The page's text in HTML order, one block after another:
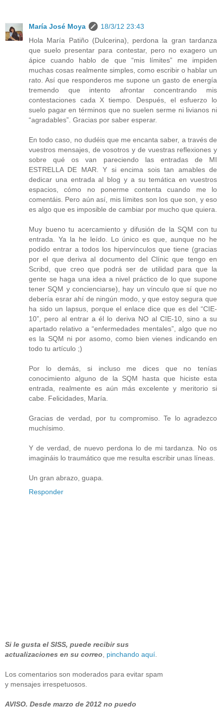
María José Moya
18/3/12 23:43
Hola María Patiño (Dulcerina), perdona la gran tardanza
que suelo presentar para contestar, pero no exagero un
ápice cuando hablo de que “mis límites” me impiden
muchas cosas realmente simples, como escribir o hablar un
rato. Así que responderos me supone un gasto de energía
tremendo que intento afrontar concentrando mis
contestaciones cada X tiempo. Después, el esfuerzo lo
suelo pagar en términos que no suelen serme ni livianos ni
“agradables”. Gracias por saber esperar.
En todo caso, no dudéis que me encanta saber, a través de
vuestros mensajes, de vosotros y de vuestras reflexiones y
sobre qué os van pareciendo las entradas de MI
ESTRELLA DE MAR. Y si encima sois tan amables de
dedicar una entrada al blog y a su temática en vuestros
espacios, cómo no ponerme contenta cuando me lo
comentáis. Pero aún así, mis límites son los que son, y eso
es algo que es imposible de cambiar por mucho que quiera.
Muy bueno tu acercamiento y difusión de la SQM con tu
entrada. Ya la he leído. Lo único es que, aunque no he
podido entrar a todos los hipervínculos que tiene (gracias
por el que deriva al documento del Clínic que tengo en
Scribd, que creo que podrá ser de utilidad para que la
gente se haga una idea a nivel práctico de lo que supone
tener SQM y concienciarse), hay un vínculo que sí que no
debería esrar ahí de ningún modo, y que estoy segura que
ha sido un lapsus, porque el enlace dice que es del “CIE-
10”, pero al entrar a él lo deriva NO al CIE-10, sino a su
apartado relativo a “enfermedades mentales”, algo que no
es la SQM ni por asomo, como bien vienes indicando en
todo tu artículo ;)
Por lo demás, si incluso me dices que no tenías
conocimiento alguno de la SQM hasta que hiciste esta
entrada, realmente es aún más excelente y meritorio si
cabe. Felicidades, María.
Gracias de verdad, por tu compromiso. Te lo agradezco
muchísimo.
Y de verdad, de nuevo perdona lo de mi tardanza. No os
imagináis lo traumático que me resulta escribir unas líneas.
Un gran abrazo, guapa.
Responder
Si le gusta el SISS, puede recibir sus
actualizaciones en su correo, pinchando aquí.
Los comentarios son moderados para evitar spam
y mensajes irrespetuosos.
AVISO. Desde marzo de 2012 no puedo